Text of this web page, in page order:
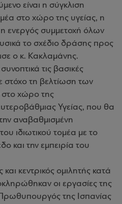
είναι η σύγκλιση
στο χώρο της υγείας, η
ενεργός συμμετοχή όλων
το σχέδιο δράσης προς
ο κ. Κακλαμάνης.
τις βασικές
στόχο τη βελτίωση των
χώρο της
Υγείας, που θα
αναβαθμισμένη
ιδιωτικού τομέα με το
και την εμπειρία του
κεντρικός ομιλητής κατά
οι εργασίες της
της Ισπανίας